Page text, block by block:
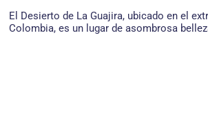
El Desierto de La Guajira, ubicado en el
Colombia, es un lugar de asombrosa